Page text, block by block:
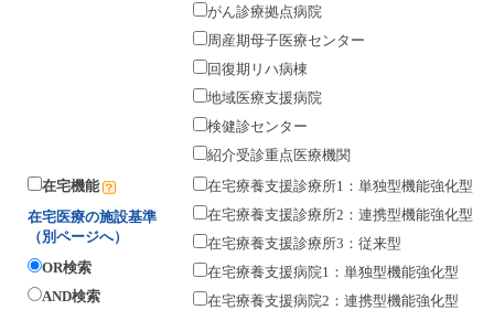
がん診療拠点病院
周産期母子医療センター
回復期リハ病棟
地域医療支援病院
検健診センター
紹介受診重点医療機関
在宅機能
在宅医療の施設基準
（別ページへ）
OR検索
AND検索
在宅療養支援診療所1：単独型機能強化型
在宅療養支援診療所2：連携型機能強化型
在宅療養支援診療所3：従来型
在宅療養支援病院1：単独型機能強化型
在宅療養支援病院2：連携型機能強化型